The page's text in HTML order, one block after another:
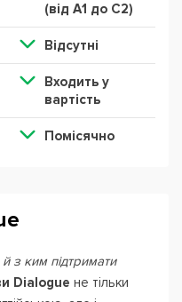
(від А1 до С2)
Відсутні
Входить у
вартість
Помісячно
й з ким підтримати
Dialogue не тільки